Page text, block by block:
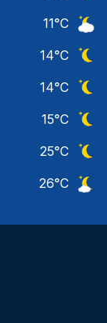
11°C
14°C
14°C
15°C
25°C
26°C